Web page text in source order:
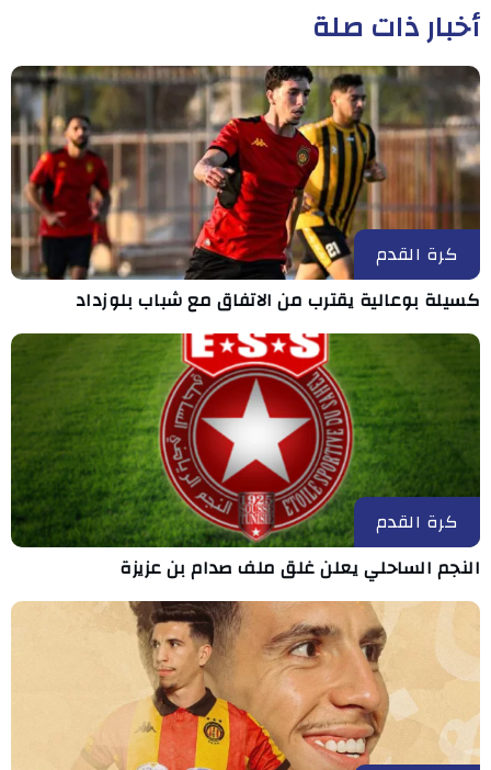
أخبار ذات صلة
كرة القدم
كسيلة بوعالية يقترب من الاتفاق مع شباب بلوزداد
كرة القدم
النجم الساحلي يعلن غلق ملف صدام بن عزيزة